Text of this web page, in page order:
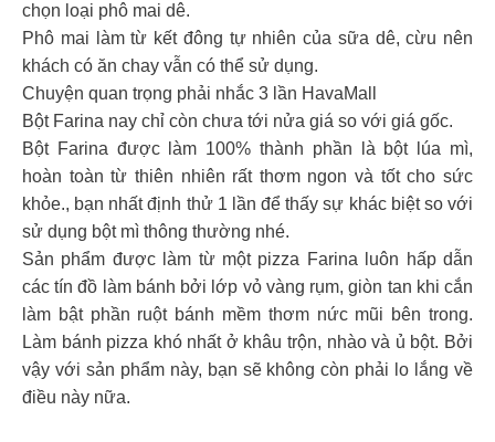
chọn loại phô mai dê.
Phô mai làm từ kết đông tự nhiên của sữa dê, cừu nên
khách có ăn chay vẫn có thể sử dụng.
Chuyện quan trọng phải nhắc 3 lần HavaMall
Bột Farina nay chỉ còn chưa tới nửa giá so với giá gốc.
Bột Farina được làm 100% thành phần là bột lúa mì,
hoàn toàn từ thiên nhiên rất thơm ngon và tốt cho sức
khỏe., bạn nhất định thử 1 lần để thấy sự khác biệt so với
sử dụng bột mì thông thường nhé.
Sản phẩm được làm từ một pizza Farina luôn hấp dẫn
các tín đồ làm bánh bởi lớp vỏ vàng rụm, giòn tan khi cắn
làm bật phần ruột bánh mềm thơm nức mũi bên trong.
Làm bánh pizza khó nhất ở khâu trộn, nhào và ủ bột. Bởi
vậy với sản phẩm này, bạn sẽ không còn phải lo lắng về
điều này nữa.